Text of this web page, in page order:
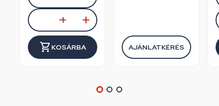
KOSÁRBA AJÁNLATKÉRÉS